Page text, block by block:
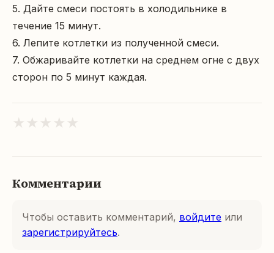
5. Дайте смеси постоять в холодильнике в
течение 15 минут.
6. Лепите котлетки из полученной смеси.
7. Обжаривайте котлетки на среднем огне с двух
сторон по 5 минут каждая.
★ ★ ★ ★ ★
Комментарии
Чтобы оставить комментарий, войдите или
зарегистрируйтесь.